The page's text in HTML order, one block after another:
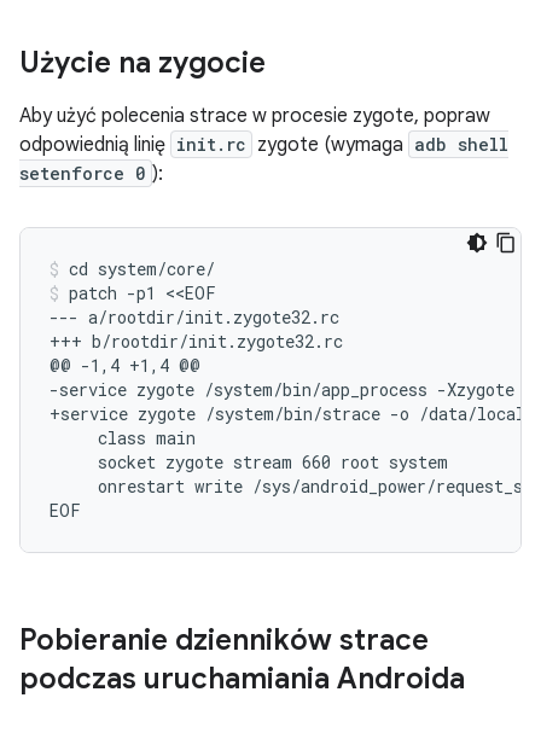
Użycie na zygocie
Aby użyć polecenia strace w procesie zygote, popraw
odpowiednią linię init.rc zygote (wymaga adb shell
setenforce 0 ):
cd system/core/
patch -p1 <<EOF
--- a/rootdir/init.zygote32.rc
+++ b/rootdir/init.zygote32.rc
@@ -1,4 +1,4 @@
-service zygote /system/bin/app_process -
+service zygote /system/bin/strace -o /data/local/
     class main
     socket zygote stream 660 root system
onrestart write /sys/android_power/
EOF
Pobieranie dzienników strace
podczas uruchamiania Androida